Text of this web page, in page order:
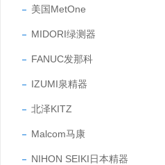
美国MetOne
MIDORI绿测器
FANUC发那科
IZUMI泉精器
北泽KITZ
Malcom马康
NIHON SEIKI日本精器